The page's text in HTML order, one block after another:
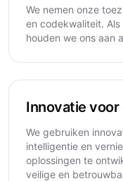
We nemen onze
en codekwaliteit.
houden we ons aan
Innovatie
We gebruiken
intelligentie en
oplossingen te
veilige en